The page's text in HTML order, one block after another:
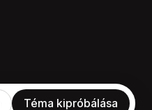
Téma kipróbálása